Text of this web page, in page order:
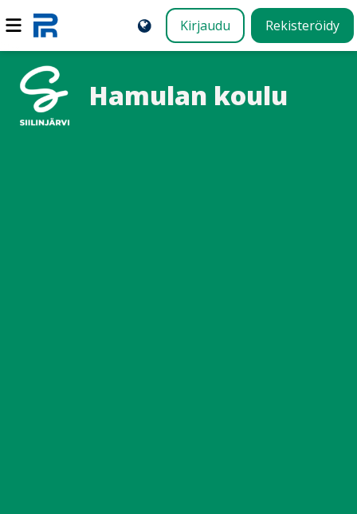
Kirjaudu Rekisteröidy
Hamulan koulu